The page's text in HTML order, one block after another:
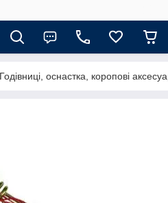
Годівниці, оснастка, коропові